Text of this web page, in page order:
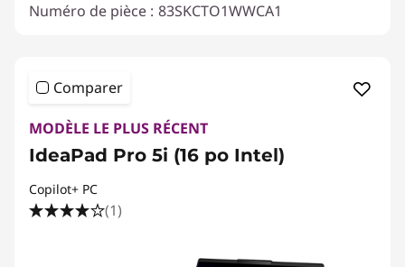
Numéro de pièce : 83SKCTO1WWCA1
Comparer
MODÈLE LE PLUS RÉCENT
IdeaPad Pro 5i (16 po Intel)
Copilot+ PC
(1)